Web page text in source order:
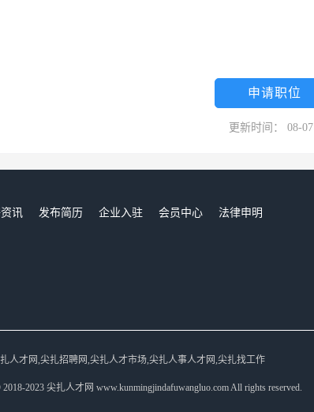
申请职位
更新时间： 08-07
讯 发布简历 企业入驻 会员中心
法律申明
人才网,尖扎招聘网,尖扎人才市场,尖扎人事人才网,尖扎找工作
2023 尖扎人才网 www.kunmingjindafuwangluo.com All rights reserved.